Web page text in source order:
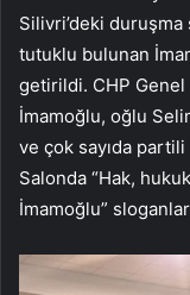
Silivri’deki duruşma
tutuklu bulunan
getirildi. CHP Genel
İmamoğlu, oğlu
ve çok sayıda
Salonda “Hak,
İmamoğlu”